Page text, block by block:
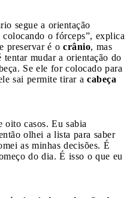
segue a orientação
colocando o fórceps”, explica
preservar é o crânio, mas
mudar a orientação do
Se ele for colocado para
sai permite tirar a cabeça
oito casos. Eu sabia
olhei a lista para saber
as minhas decisões. É
do dia. É isso o que eu